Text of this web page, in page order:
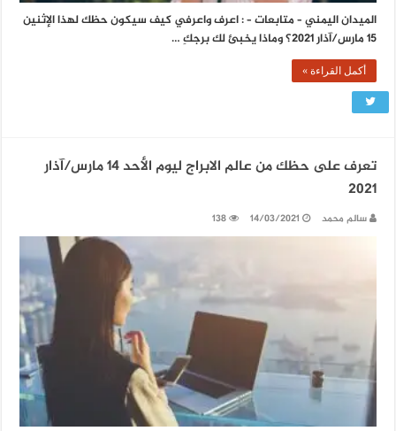
الميدان اليمني – متابعات – : اعرف واعرفي كيف سيكون حظك لهذا الإثنين
15 مارس/آذار 2021؟ وماذا يخبئ لك برجكِ …
أكمل القراءة »
تعرف على حظك من عالم الابراج ليوم الأحد 14 مارس/آذار
2021
سالم محمد 14/03/2021
138